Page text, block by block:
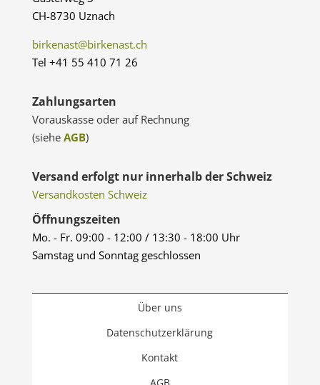
CH-8730 Uznach
birkenast@birkenast.ch
Tel +41 55 410 71 26
Zahlungsarten
Vorauskasse oder auf Rechnung
(siehe AGB)
Versand erfolgt nur innerhalb der Schweiz
Versandkosten Schweiz
Öffnungszeiten
Mo. - Fr. 09:00 - 12:00 / 13:30 - 18:00 Uhr
Samstag und Sonntag geschlossen
Über uns
Datenschutzerklärung
Kontakt